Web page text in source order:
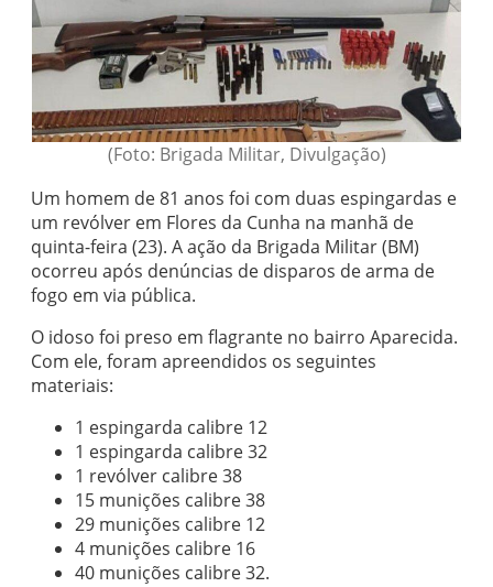
(Foto: Brigada Militar, Divulgação)
Um homem de 81 anos foi com duas espingardas e
um revólver em Flores da Cunha na manhã de
quinta-feira (23). A ação da Brigada Militar (BM)
ocorreu após denúncias de disparos de arma de
fogo em via pública.
O idoso foi preso em flagrante no bairro Aparecida.
Com ele, foram apreendidos os seguintes
materiais:
1 espingarda calibre 12
1 espingarda calibre 32
1 revólver calibre 38
15 munições calibre 38
29 munições calibre 12
4 munições calibre 16
40 munições calibre 32.